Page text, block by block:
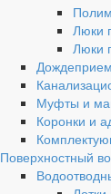
Люки
Люки
Муфты и
Коронки и
Поверхностный